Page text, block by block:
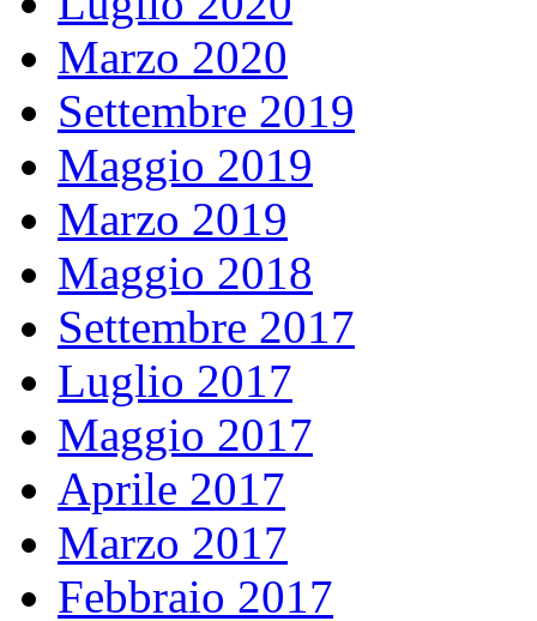
Marzo 2020
Settembre 2019
Maggio 2019
Marzo 2019
Maggio 2018
Settembre 2017
Luglio 2017
Maggio 2017
Aprile 2017
Marzo 2017
Febbraio 2017